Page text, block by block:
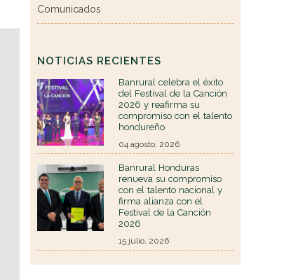
Comunicados
NOTICIAS RECIENTES
Banrural celebra el éxito
del Festival de la Canción
2026 y reafirma su
compromiso con el talento
hondureño
04 agosto, 2026
Banrural Honduras
renueva su compromiso
con el talento nacional y
firma alianza con el
Festival de la Canción
2026
15 julio, 2026